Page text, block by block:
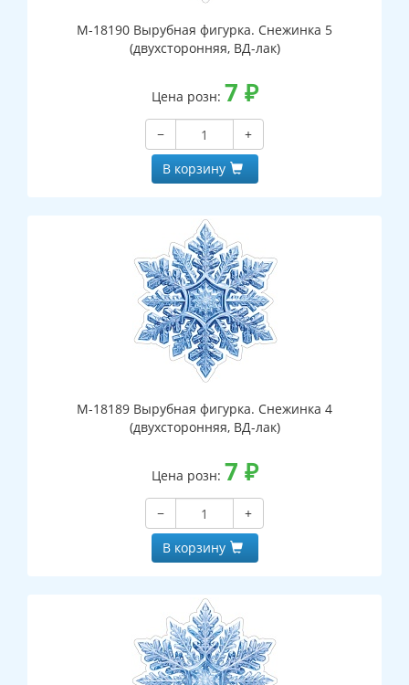
М-18190 Вырубная фигурка. Снежинка 5
(двухсторонняя, ВД-лак)
Цена розн: 7 ₽
−
+
В корзину
М-18189 Вырубная фигурка. Снежинка 4
(двухсторонняя, ВД-лак)
Цена розн: 7 ₽
−
+
В корзину